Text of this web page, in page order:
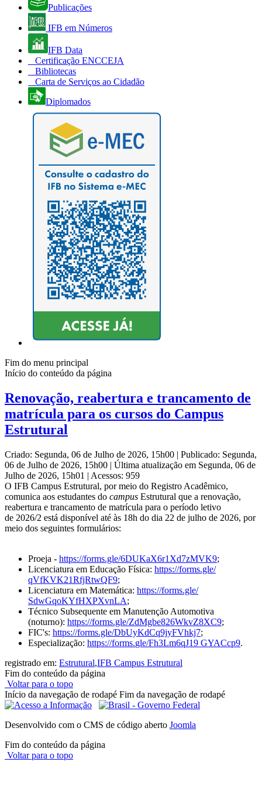
Publicações
IFB em Números
IFB Data
Certificação ENCCEJA
Bibliotecas
Carta de Serviços ao Cidadão
Diplomados
Fim do menu principal
Início do conteúdo da página
Renovação, reabertura e trancamento de
matrícula para os cursos do Campus
Estrutural
Criado: Segunda, 06 de Julho de 2026, 15h00 | Publicado: Segunda,
06 de Julho de 2026, 15h00 | Última atualização em Segunda, 06 de
Julho de 2026, 15h01 | Acessos: 959
O IFB Campus Estrutural, por meio do Registro Acadêmico,
comunica aos estudantes do campus Estrutural que a renovação,
reabertura e trancamento de matrícula para o período letivo
de 2026/2 está disponível até às 18h do dia 22 de julho de 2026, por
meio dos seguintes formulários:
Proeja - https://forms.gle/6DUKaX6r1Xd7zMVK9;
Licenciatura em Educação Física: https://forms.gle/
qVfKVK21RfjRtwQF9;
Licenciatura em Matemática: https://forms.gle/
SdwGqoKYfHXPXvnLA;
Técnico Subsequente em Manutenção Automotiva
(noturno): https://forms.gle/ZdMgbe826WkvZ8XC9;
FIC's: https://forms.gle/DbUyKdCq9jyFVhkj7;
Especialização: https://forms.gle/Fh3Lm6qJ19 GYACcp9.
registrado em: Estrutural,IFB Campus Estrutural
Fim do conteúdo da página
Voltar para o topo
Início da navegação de rodapé Fim da navegação de rodapé
Desenvolvido com o CMS de código aberto Joomla
Fim do conteúdo da página
Voltar para o topo